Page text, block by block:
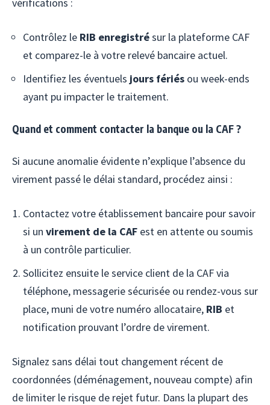
Contrôlez le RIB enregistrésur la plateforme CAF
et comparez-le à votre relevé bancaire actuel.
Identifiez les éventuels jours fériés ou week-ends
ayant pu impacter le traitement.
Quand et comment contacter la banque ou la CAF ?
Si aucune anomalie évidente n’explique l’absence du
virement passé le délai standard, procédez ainsi :
Contactez votre établissement bancaire pour savoir
si un virement de la CAF est en attente ou soumis
à un contrôle particulier.
Sollicitez ensuite le service client de la CAF via
téléphone, messagerie sécurisée ou rendez-vous sur
place, muni de votre numéro allocataire, RIB et
notification prouvant l’ordre de virement.
Signalez sans délai tout changement récent de
coordonnées (déménagement, nouveau compte) afin
de limiter le risque de rejet futur. Dans la plupart des